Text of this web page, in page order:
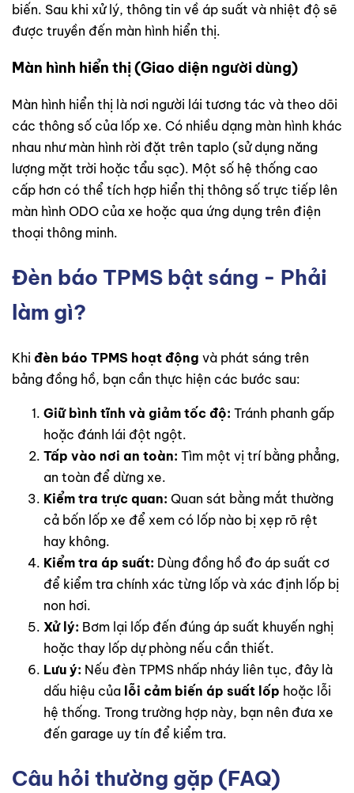
biến. Sau khi xử lý, thông tin về áp suất và nhiệt độ sẽ
được truyền đến màn hình hiển thị.
Màn hình hiển thị (Giao diện người dùng)
Màn hình hiển thị là nơi người lái tương tác và theo dõi
các thông số của lốp xe. Có nhiều dạng màn hình khác
nhau như màn hình rời đặt trên taplo (sử dụng năng
lượng mặt trời hoặc tẩu sạc). Một số hệ thống cao
cấp hơn có thể tích hợp hiển thị thông số trực tiếp lên
màn hình ODO của xe hoặc qua ứng dụng trên điện
thoại thông minh.
Đèn báo TPMS bật sáng - Phải
làm gì?
Khi đèn báo TPMS hoạt động và phát sáng trên
bảng đồng hồ, bạn cần thực hiện các bước sau:
Giữ bình tĩnh và giảm tốc độ: Tránh phanh gấp
hoặc đánh lái đột ngột.
Tấp vào nơi an toàn: Tìm một vị trí bằng phẳng,
an toàn để dừng xe.
Kiểm tra trực quan: Quan sát bằng mắt thường
cả bốn lốp xe để xem có lốp nào bị xẹp rõ rệt
hay không.
Kiểm tra áp suất: Dùng đồng hồ đo áp suất cơ
để kiểm tra chính xác từng lốp và xác định lốp bị
non hơi.
Xử lý: Bơm lại lốp đến đúng áp suất khuyến nghị
hoặc thay lốp dự phòng nếu cần thiết.
Lưu ý: Nếu đèn TPMS nhấp nháy liên tục, đây là
dấu hiệu của lỗi cảm biến áp suất lốp hoặc lỗi
hệ thống. Trong trường hợp này, bạn nên đưa xe
đến garage uy tín để kiểm tra.
Câu hỏi thường gặp (FAQ)